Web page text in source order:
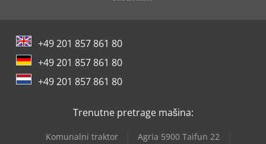
Siegmund Stolovi Za Zavarivanje
+49 201 857 861 80
+49 201 857 861 80
+49 201 857 861 80
Trenutne pretrage mašina:
Komunalni traktor
Agria 5900 Taifun 22